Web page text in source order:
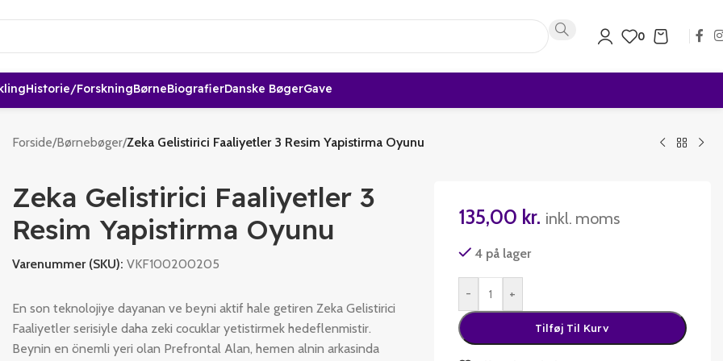
0
Historie/forskningBørneBiografierDanske BøgerGave
Forside/Børnebøger/Zeka Gelistirici Faaliyetler 3 Resim Yapistirma Oyunu
Zeka Gelistirici Faaliyetler 3
Resim Yapistirma Oyunu
Varenummer (SKU): VKF100200205
En son teknolojiye dayanan ve beyni aktif hale getiren Zeka Gelistirici
Faaliyetler serisiyle daha zeki cocuklar yetistirmek hedeflenmistir.
Beynin en önemli yeri olan Prefrontal Alan, hemen alnin arkasinda
135,00 kr. inkl. moms
4 på lager
- +
Tilføj Til Kurv